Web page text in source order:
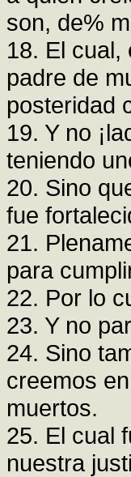
son, de%
18. El
padre de
posteridad
19. Y no
teniendo
20. Sino
fue
21.
para
22. Por lo
23. Y no
24. Sino
creemos
muertos.
25. El cual
nuestra